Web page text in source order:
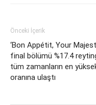
Önceki İçerik
‘Bon Appétit, Your
final bölümü %17.4
tüm zamanların en
oranına ulaştı